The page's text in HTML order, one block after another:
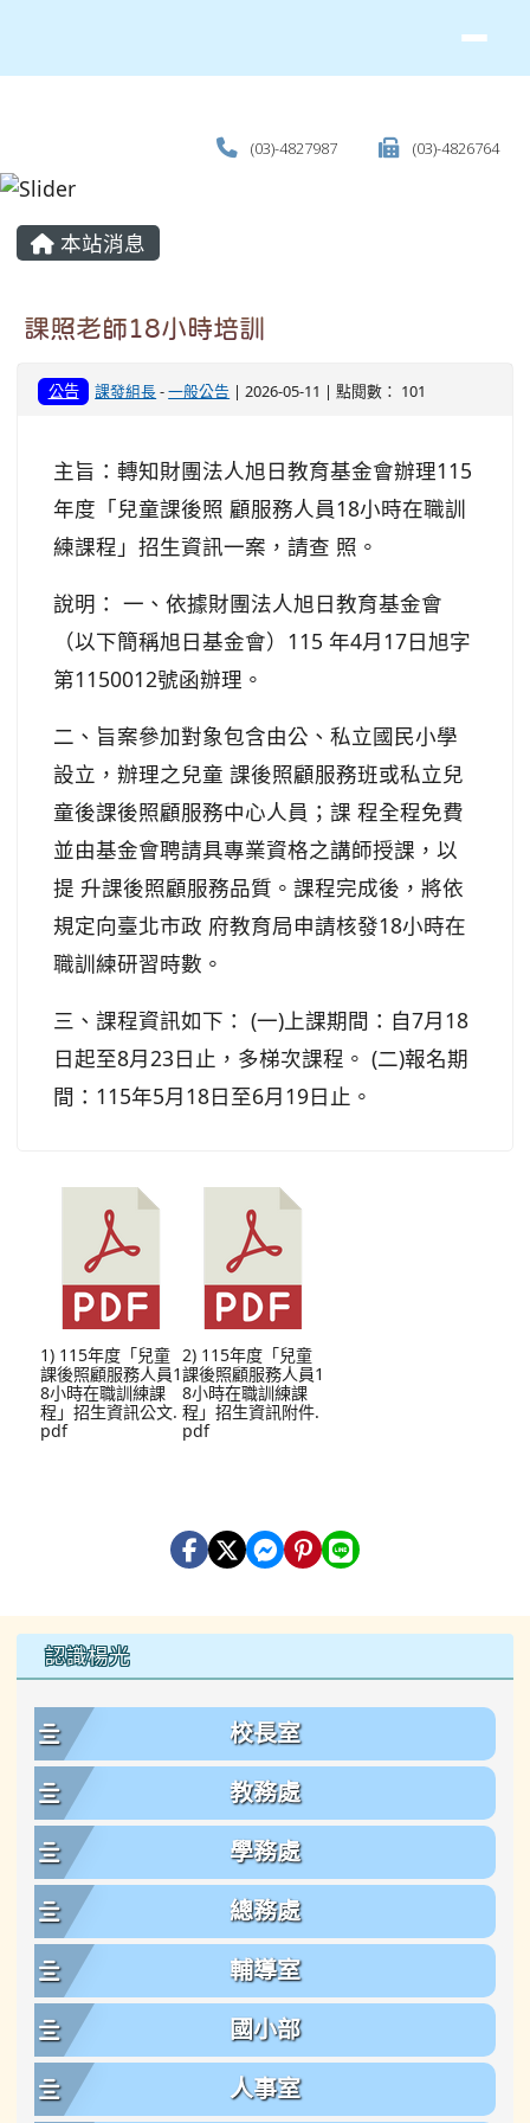
(03)-4827987 (03)-4826764
主內容區域
本站消息
課照老師18小時培訓
公告 課發組長-一般公告 | 2026-05-11 | 點閱數： 101
主旨：轉知財團法人旭日教育基金會辦理115
年度「兒童課後照 顧服務人員18小時在職訓
練課程」招生資訊一案，請查 照。
說明： 一、依據財團法人旭日教育基金會
（以下簡稱旭日基金會）115 年4月17日旭字
第1150012號函辦理。
二、旨案參加對象包含由公、私立國民小學
設立，辦理之兒童 課後照顧服務班或私立兒
童後課後照顧服務中心人員；課 程全程免費
並由基金會聘請具專業資格之講師授課，以
提 升課後照顧服務品質。課程完成後，將依
規定向臺北市政 府教育局申請核發18小時在
職訓練研習時數。
三、課程資訊如下： (一)上課期間：自7月18
日起至8月23日止，多梯次課程。 (二)報名期
間：115年5月18日至6月19日止。
1) 115年度「兒童
課後照顧服務人員1
8小時在職訓練課
程」招生資訊公文.
pdf
2) 115年度「兒童
課後照顧服務人員1
8小時在職訓練課
程」招生資訊附件.
pdf
左邊區域內容
認識楊光
校長室
教務處
學務處
總務處
輔導室
國小部
人事室